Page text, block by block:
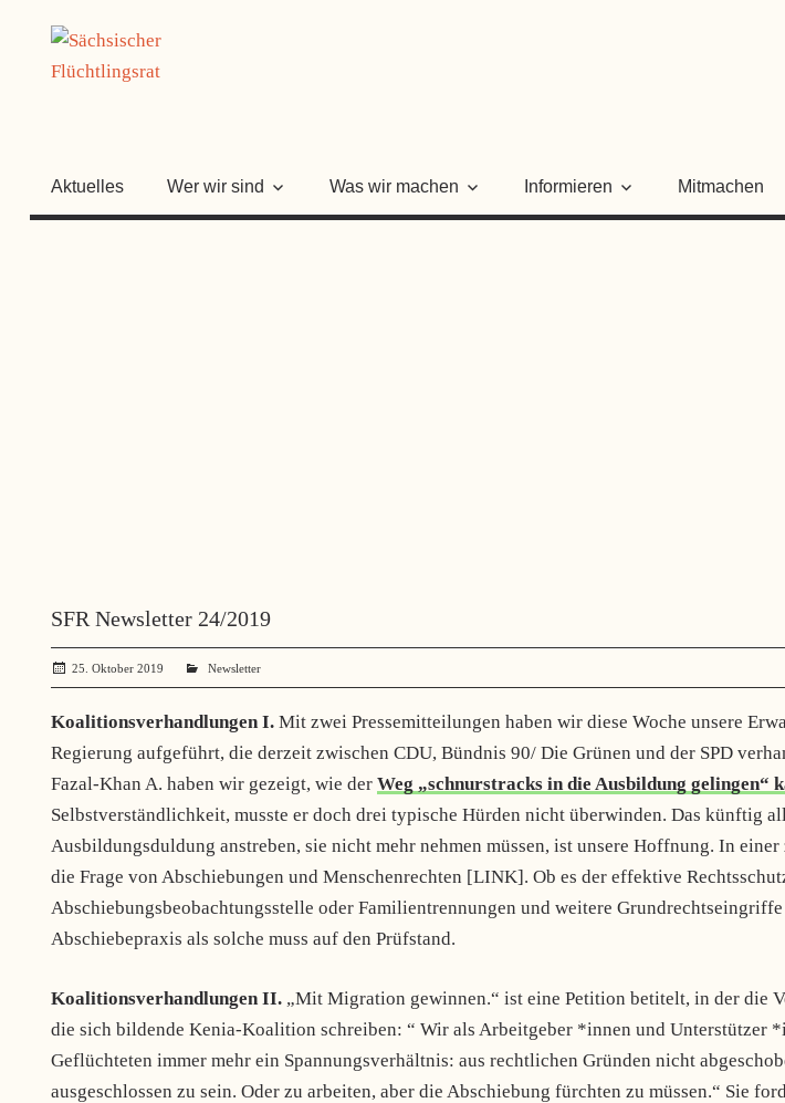
springen
Aktuelles Wer wir sind Was wir machen Informieren Mitmachen
SFR Newsletter 24/2019
25. Oktober 2019 administrator
Newsletter
Koalitionsverhandlungen I. Mit zwei Pressemitteilungen haben wir diese Woche unsere
Regierung aufgeführt, die derzeit zwischen CDU, Bündnis 90/ Die Grünen und der SPD
Fazal-Khan A. haben wir gezeigt, wie der Weg „schnurstracks in die Ausbildung gelingen“
Selbstverständlichkeit, musste er doch drei typische Hürden nicht überwinden. Das künftig
Ausbildungsduldung anstreben, sie nicht mehr nehmen müssen, ist unsere Hoffnung. In
die Frage von Abschiebungen und Menschenrechten [LINK]. Ob es der effektive
Abschiebungsbeobachtungsstelle oder Familientrennungen und weitere
Abschiebepraxis als solche muss auf den Prüfstand.
Koalitionsverhandlungen II. „Mit Migration gewinnen.“ ist eine Petition betitelt, in der die
die sich bildende Kenia-Koalition schreiben: “ Wir als Arbeitgeber *innen und Unterstützer
Geflüchteten immer mehr ein Spannungsverhältnis: aus rechtlichen Gründen nicht
ausgeschlossen zu sein. Oder zu arbeiten, aber die Abschiebung fürchten zu müssen.“ Sie